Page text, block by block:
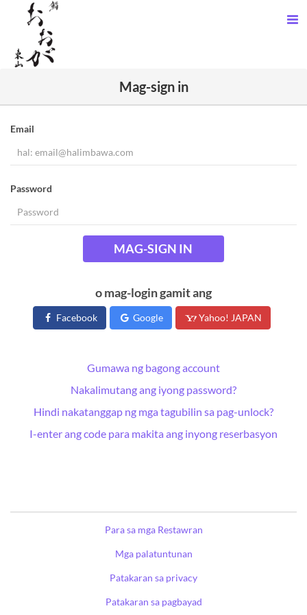
Mag-sign in
Email
Password
MAG-SIGN IN
o mag-login gamit ang
Facebook Google Yahoo! JAPAN
Gumawa ng bagong account
Nakalimutang ang iyong password?
Hindi nakatanggap ng mga tagubilin sa pag-unlock?
I-enter ang code para makita ang inyong reserbasyon
Para sa mga Restawran
Mga palatuntunan
Patakaran sa privacy
Patakaran sa pagbayad